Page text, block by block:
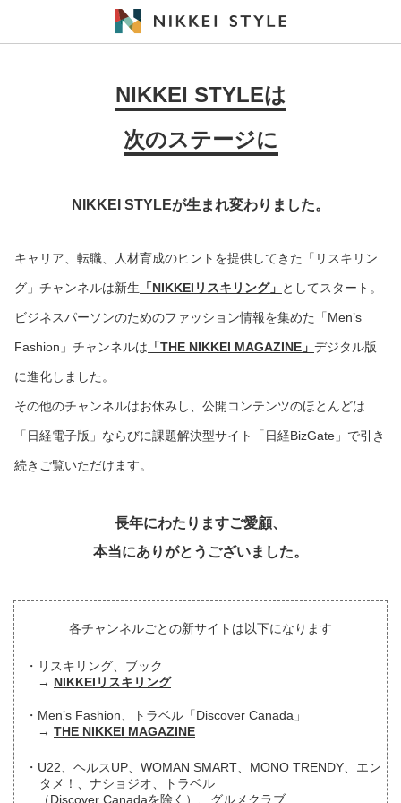
NIKKEI STYLEは
次のステージに
NIKKEI STYLEが生まれ変わりました。
キャリア、転職、人材育成のヒントを提供してきた「リスキリン
グ」チャンネルは新生 「NIKKEIリスキリング」 としてスタート。
ビジネスパーソンのためのファッション情報を集めた「Men’s
Fashion」チャンネルは 「THE NIKKEI MAGAZINE」 デジタル版
に進化しました。
その他のチャンネルはお休みし、公開コンテンツのほとんどは
「日経電子版」ならびに課題解決型サイト「日経BizGate」で引き
続きご覧いただけます。
長年にわたりますご愛顧、
本当にありがとうございました。
各チャンネルごとの新サイトは以下になります
リスキリング、ブック
NIKKEIリスキリング
Men’s Fashion、トラベル「Discover Canada」
THE NIKKEI MAGAZINE
U22、ヘルスUP、WOMAN SMART、MONO TRENDY、エン
タメ！、ナショジオ、トラベル
（Discover Canadaを除く）、グルメクラブ